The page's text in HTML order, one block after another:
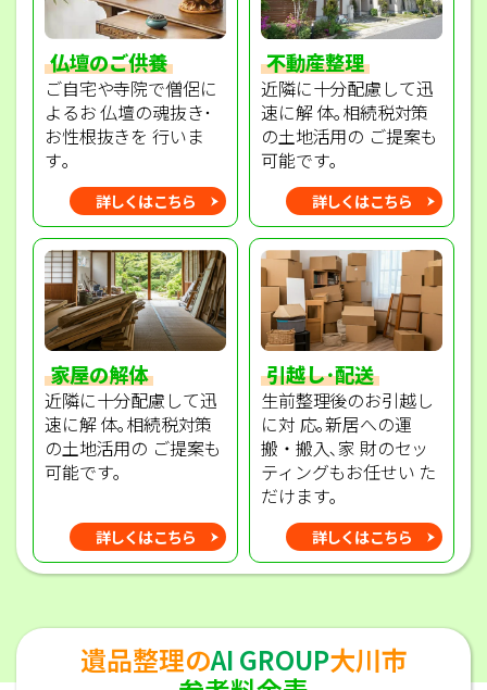
仏壇のご供養
ご自宅や寺院で僧侶に
よるお 仏壇の魂抜き･
お性根抜きを 行いま
す｡
詳しくはこちら
不動産整理
近隣に十分配慮して迅
速に解 体｡相続税対策
の土地活用の ご提案も
可能です｡
詳しくはこちら
家屋の解体
近隣に十分配慮して迅
速に解 体｡相続税対策
の土地活用の ご提案も
可能です｡
詳しくはこちら
引越し･配送
生前整理後のお引越し
に対 応｡新居への運
搬・搬入､家 財のセッ
ティングもお任せい た
だけます｡
詳しくはこちら
遺品整理のAI GROUP大川市